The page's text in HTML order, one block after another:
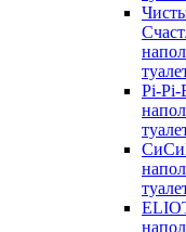
Pi-Pi-